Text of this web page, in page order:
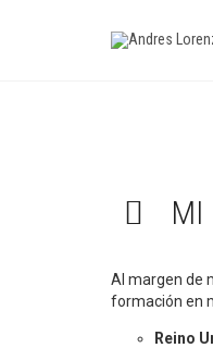
MI
Al margen de
formación en
Reino